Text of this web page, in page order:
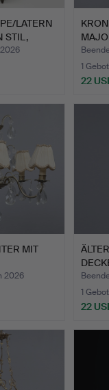
LATERN
STIL,
1 Gebot
22
MIT
2026
1 Gebot
22